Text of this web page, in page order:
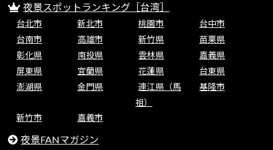
夜景スポットランキング［台湾］
台北市 新北市 桃園市
台中市
台南市
高雄市 新竹県
苗栗県
彰化県
南投県 雲林県
嘉義県
屏東県
宜蘭県 花蓮県
台東県
澎湖県
金門県
連江県（馬
祖）
基隆市
新竹市 嘉義市
夜景FANマガジン